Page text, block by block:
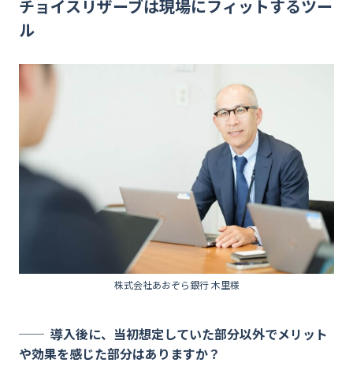
チョイスリザーブは現場にフィットするツー
ル
株式会社あおぞら銀行 木里様
導入後に、当初想定していた部分以外でメリット
や効果を感じた部分はありますか？